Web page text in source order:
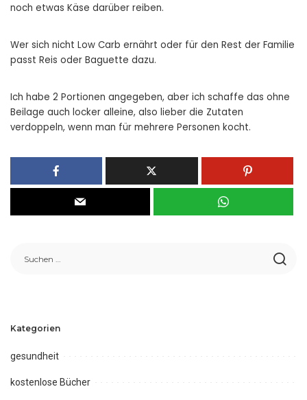
noch etwas Käse darüber reiben.
Wer sich nicht Low Carb ernährt oder für den Rest der Familie
passt Reis oder Baguette dazu.
Ich habe 2 Portionen angegeben, aber ich schaffe das ohne
Beilage auch locker alleine, also lieber die Zutaten
verdoppeln, wenn man für mehrere Personen kocht.
Kategorien
gesundheit
kostenlose Bücher